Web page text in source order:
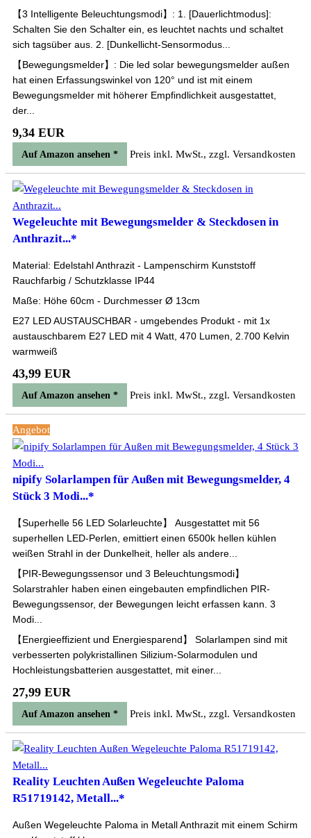
【3 Intelligente Beleuchtungsmodi】: 1. [Dauerlichtmodus]:
Schalten Sie den Schalter ein, es leuchtet nachts und schaltet
sich tagsüber aus. 2. [Dunkellicht-Sensormodus...
【Bewegungsmelder】: Die led solar bewegungsmelder außen
hat einen Erfassungswinkel von 120° und ist mit einem
Bewegungsmelder mit höherer Empfindlichkeit ausgestattet,
der...
9,34 EUR
Auf Amazon ansehen * Preis inkl. MwSt., zzgl. Versandkosten
Wegeleuchte mit Bewegungsmelder & Steckdosen in
Anthrazit...*
Material: Edelstahl Anthrazit - Lampenschirm Kunststoff
Rauchfarbig / Schutzklasse IP44
Maße: Höhe 60cm - Durchmesser Ø 13cm
E27 LED AUSTAUSCHBAR - umgebendes Produkt - mit 1x
austauschbarem E27 LED mit 4 Watt, 470 Lumen, 2.700 Kelvin
warmweiß
43,99 EUR
Auf Amazon ansehen * Preis inkl. MwSt., zzgl. Versandkosten
Angebot
nipify Solarlampen für Außen mit Bewegungsmelder, 4
Stück 3 Modi...*
【Superhelle 56 LED Solarleuchte】 Ausgestattet mit 56
superhellen LED-Perlen, emittiert einen 6500k hellen kühlen
weißen Strahl in der Dunkelheit, heller als andere...
【PIR-Bewegungssensor und 3 Beleuchtungsmodi】
Solarstrahler haben einen eingebauten empfindlichen PIR-
Bewegungssensor, der Bewegungen leicht erfassen kann. 3
Modi...
【Energieeffizient und Energiesparend】 Solarlampen sind mit
verbesserten polykristallinen Silizium-Solarmodulen und
Hochleistungsbatterien ausgestattet, mit einer...
27,99 EUR
Auf Amazon ansehen * Preis inkl. MwSt., zzgl. Versandkosten
Reality Leuchten Außen Wegeleuchte Paloma
R51719142, Metall...*
Außen Wegeleuchte Paloma in Metall Anthrazit mit einem Schirm